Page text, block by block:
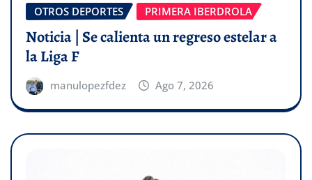
OTROS DEPORTES
PRIMERA IBERDROLA
Noticia | Se calienta un regreso estelar a
la Liga F
manulopezfdez Ago 7, 2026